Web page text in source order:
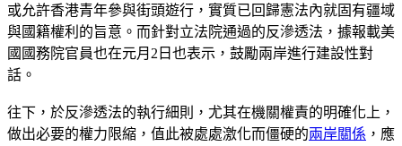
或允許香港青年參與街頭遊行，實質已回歸憲法內就固有疆域
與國籍權利的旨意。而針對立法院通過的反滲透法，據報載美
國國務院官員也在元月2日也表示，鼓勵兩岸進行建設性對
話。
往下，於反滲透法的執行細則，尤其在機關權責的明確化上，
做出必要的權力限縮，值此被處處激化而僵硬的兩岸關係 ，應